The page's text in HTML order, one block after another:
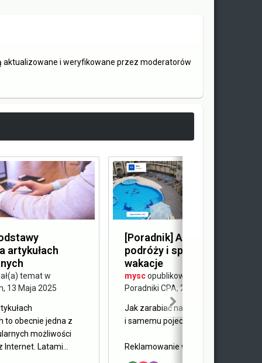
aktualizowane i weryfikowane przez moderatorów
artykułach
temat w
, 13 Maja 2025
to obecnie jedna z
możliwości
Internet. Latami...
[Poradnik] Afiliacja biur
podróży i sposób na tańsze
wakacje
myscopublikował(a) temat w
Poradniki CPA,28 Kwietnia 2025
Jak zarabiać na reklamowaniu
i samemu pojechać na nie taniej?
Reklamowanie wakacji do prostych...